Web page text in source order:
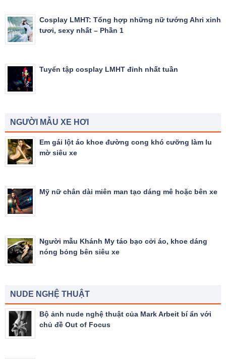
Cosplay LMHT: Tổng hợp những nữ tướng Ahri xinh
tươi, sexy nhất – Phần 1
Tuyển tập cosplay LMHT đỉnh nhất tuần
NGƯỜI MẪU XE HƠI
Em gái lột áo khoe đường cong khó cưỡng làm lu
mờ siêu xe
Mỹ nữ chân dài miên man tạo dáng mê hoặc bên xe
Người mẫu Khánh My táo bạo cởi áo, khoe dáng
nóng bỏng bên siêu xe
NUDE NGHỆ THUẬT
Bộ ảnh nude nghệ thuật của Mark Arbeit bí ẩn với
chủ đề Out of Focus